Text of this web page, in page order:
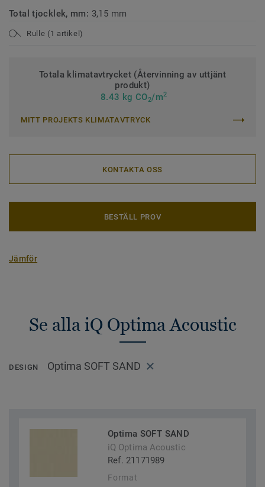
Total tjocklek, mm: 3,15 mm
Rulle (1 artikel)
Totala klimatavtrycket (Återvinning av uttjänt
produkt)
8.43 kg CO2/m2
MITT PROJEKTS KLIMATAVTRYCK
KONTAKTA OSS
BESTÄLL PROV
Jämför
Se alla iQ Optima Acoustic
DESIGN Optima SOFT SAND
Optima SOFT SAND
iQ Optima Acoustic
Ref. 21171989
Format